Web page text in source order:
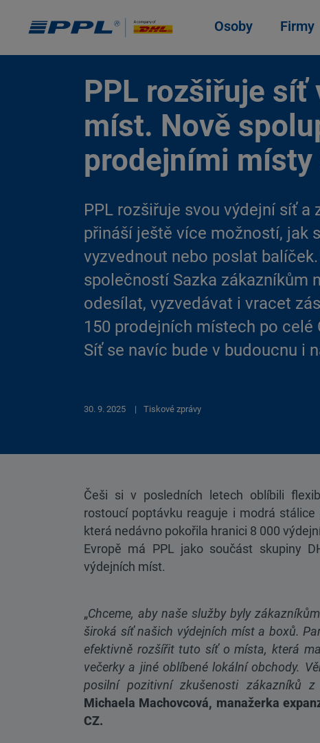
Osoby Firmy
PPL rozšiřuje síť
míst. Nově
prodejními místy
PPL rozšiřuje svou výdejní síť a
přináší ještě více možností, jak
vyzvednout nebo poslat
společností Sazka zákazníkům
odesílat, vyzvedávat i vracet
150 prodejních místech po celé
Síť se navíc bude v budoucnu i
30. 9. 2025 Tiskové zprávy
Češi si v posledních letech oblíbili
rostoucí poptávku reaguje i modrá
která nedávno pokořila hranici 8 000
Evropě má PPL jako součást skupiny
výdejních míst.
„Chceme, aby naše služby byly
široká síť našich výdejních míst a boxů.
efektivně rozšířit tuto síť o místa, která
večerky a jiné oblíbené lokální obchody.
posilní pozitivní zkušenosti zákazníků z
Michaela Machovcová, manažerka
CZ.